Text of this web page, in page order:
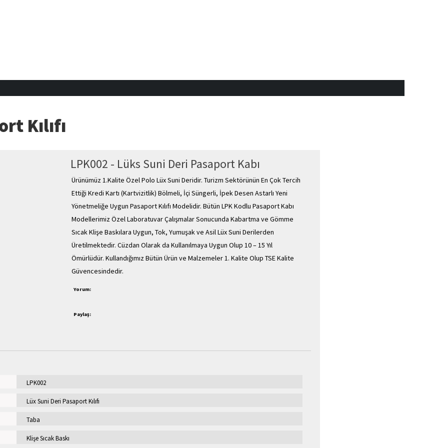
Kılıfı
LPK002 - Lüks Suni Deri Pasaport Kabı
Ürünümüz 1.Kalite Özel Polo Lüx Suni Deridir. Turizm Sektörünün En Çok Tercih
Ettiği Kredi Kartı (Kartvizitlik) Bölmeli, İçi Süngerli, İpek Desen Astarlı Yeni
Yönetmeliğe Uygun Pasaport Kılıfı Modelidir. Bütün LPK Kodlu Pasaport Kabı
Modellerimiz Özel Laboratuvar Çalışmalar Sonucunda Kabartma ve Gömme
Sıcak Klişe Baskılara Uygun, Tok, Yumuşak ve Asil Lüx Suni Derilerden
Üretilmektedir. Cüzdan Olarak da Kullanılmaya Uygun Olup 10 – 15 Yıl
Ömürlüdür. Kullandığımız Bütün Ürün ve Malzemeler 1. Kalite Olup TSE Kalite
Güvencesindedir.
Yorum:
Paylaş:
LPK002
Lüx Suni Deri Pasaport Kılıfı
Taba
Klişe Sıcak Baskı